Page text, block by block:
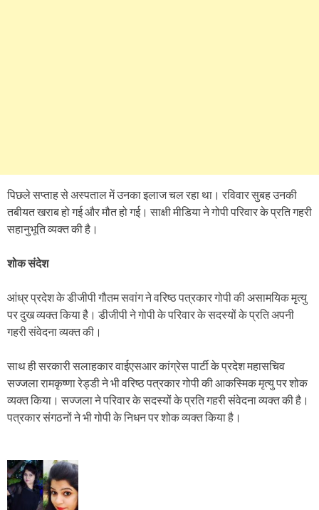
पिछले सप्ताह से अस्पताल में उनका इलाज चल रहा था। रविवार सुबह उनकी
तबीयत खराब हो गई और मौत हो गई। साक्षी मीडिया ने गोपी परिवार के प्रति गहरी
सहानुभूति व्यक्त की है।
शोक संदेश
आंध्र प्रदेश के डीजीपी गौतम सवांग ने वरिष्ठ पत्रकार गोपी की असामयिक मृत्यु
पर दुख व्यक्त किया है। डीजीपी ने गोपी के परिवार के सदस्यों के प्रति अपनी
गहरी संवेदना व्यक्त की।
साथ ही सरकारी सलाहकार वाईएसआर कांग्रेस पार्टी के प्रदेश महासचिव
सज्जला रामकृष्णा रेड्डी ने भी वरिष्ठ पत्रकार गोपी की आकस्मिक मृत्यु पर शोक
व्यक्त किया। सज्जला ने परिवार के सदस्यों के प्रति गहरी संवेदना व्यक्त की है।
पत्रकार संगठनों ने भी गोपी के निधन पर शोक व्यक्त किया है।
P
o